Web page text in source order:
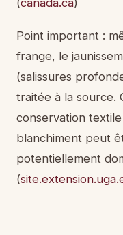
(canada.ca)
Point important :
frange, le
(salissures
traitée à la source.
conservation
blanchiment peut
potentiellement
(